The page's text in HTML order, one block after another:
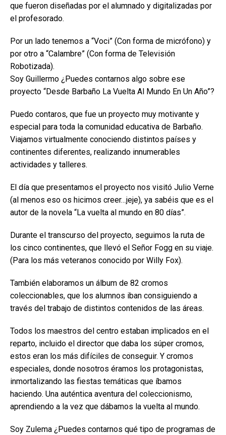
que fueron diseñadas por el alumnado y digitalizadas por
el profesorado.
Por un lado tenemos a “Voci” (Con forma de micrófono) y
por otro a “Calambre” (Con forma de Televisión
Robotizada).
Soy Guillermo ¿Puedes contarnos algo sobre ese
proyecto “Desde Barbaño La Vuelta Al Mundo En Un Año”?
Puedo contaros, que fue un proyecto muy motivante y
especial para toda la comunidad educativa de Barbaño.
Viajamos virtualmente conociendo distintos países y
continentes diferentes, realizando innumerables
actividades y talleres.
El día que presentamos el proyecto nos visitó Julio Verne
(al menos eso os hicimos creer…jeje), ya sabéis que es el
autor de la novela “La vuelta al mundo en 80 días”.
Durante el transcurso del proyecto, seguimos la ruta de
los cinco continentes, que llevó el Señor Fogg en su viaje.
(Para los más veteranos conocido por Willy Fox).
También elaboramos un álbum de 82 cromos
coleccionables, que los alumnos iban consiguiendo a
través del trabajo de distintos contenidos de las áreas.
Todos los maestros del centro estaban implicados en el
reparto, incluido el director que daba los súper cromos,
estos eran los más difíciles de conseguir. Y cromos
especiales, donde nosotros éramos los protagonistas,
inmortalizando las fiestas temáticas que íbamos
haciendo. Una auténtica aventura del coleccionismo,
aprendiendo a la vez que dábamos la vuelta al mundo.
Soy Zulema ¿Puedes contarnos qué tipo de programas de